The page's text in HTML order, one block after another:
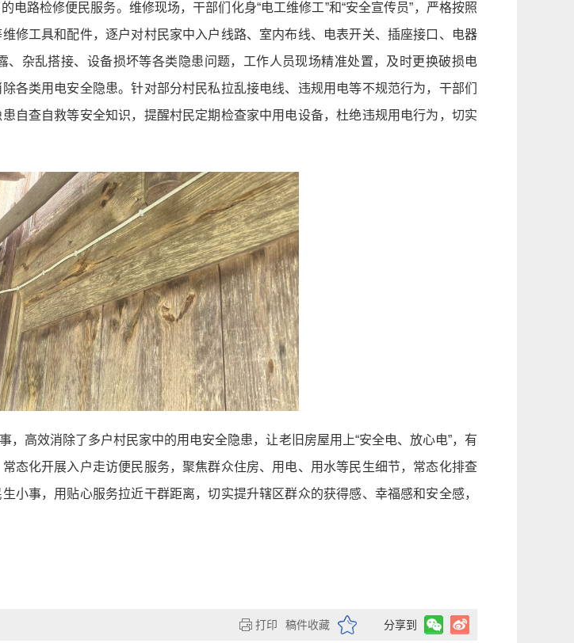
路检修便民服务。维修现场，干部们化身“电工维修工”和“安全宣传员”，严格按照
修工具和配件，逐户对村民家中入户线路、室内布线、电表开关、插座接口、电器
杂乱搭接、设备损坏等各类隐患问题，工作人员现场精准处置，及时更换破损电
各类用电安全隐患。针对部分村民私拉乱接电线、违规用电等不规范行为，干部们
自查自救等安全知识，提醒村民定期检查家中用电设备，杜绝违规用电行为，切实
高效消除了多户村民家中的用电安全隐患，让老旧房屋用上“安全电、放心电”，有
态化开展入户走访便民服务，聚焦群众住房、用电、用水等民生细节，常态化排查
小事，用贴心服务拉近干群距离，切实提升辖区群众的获得感、幸福感和安全感，
稿件收藏 分享到
打印